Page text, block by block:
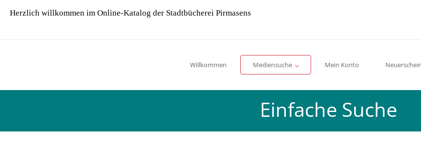
Herzlich willkommen im Online-Katalog der Stadtbücherei Pirmasens
Willkommen
Mediensuche
Mein Konto
Einfache Suche